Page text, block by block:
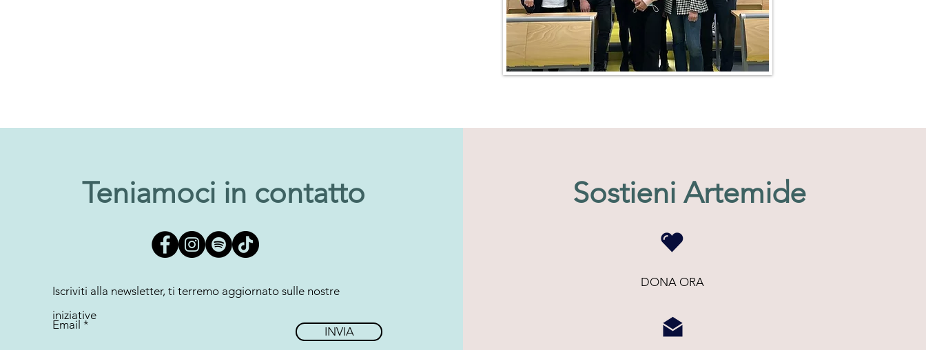
Teniamoci in contatto
Iscriviti alla newsletter, ti terremo aggiornato sulle nostre
iniziative
Email INVIA
Sostieni Artemide
DONA ORA